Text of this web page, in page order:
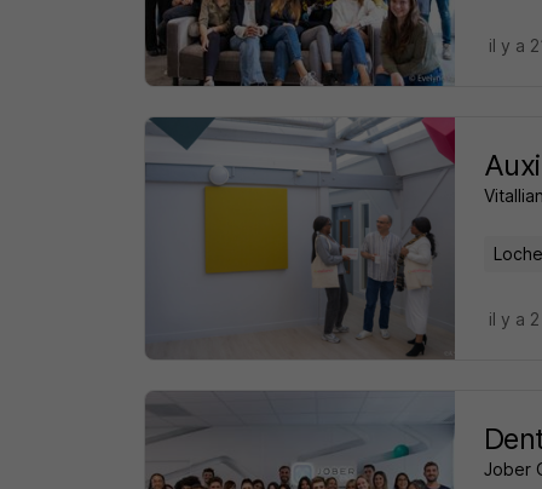
il y a
il y a
Jober